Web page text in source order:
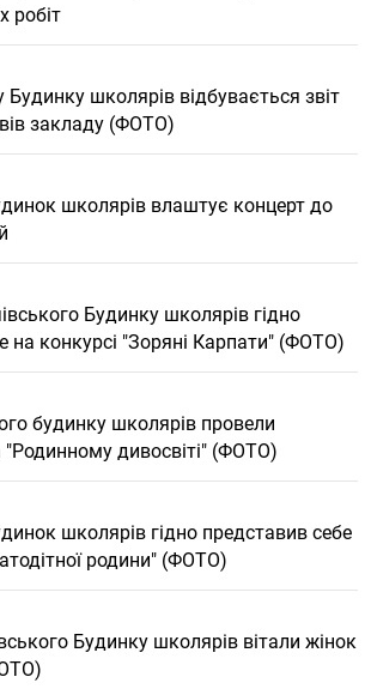
робіт
школярів відбувається звіт
закладу (ФОТО)
школярів влаштує концерт до
Будинку школярів гідно
на конкурсі "Зоряні Карпати" (ФОТО)
будинку школярів провели
"Родинному дивосвіті" (ФОТО)
школярів гідно представив себе
родини" (ФОТО)
Будинку школярів вітали жінок